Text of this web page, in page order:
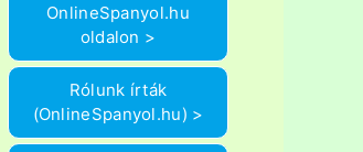
OnlineSpanyol.hu
oldalon >
Rólunk írták
(OnlineSpanyol.hu) >